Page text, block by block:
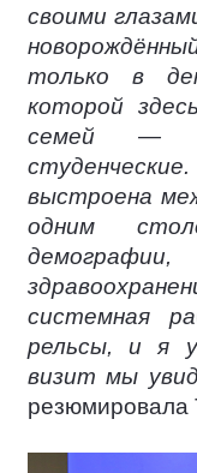
своими
только в
которой
семей —
выстроена
одним
системная
рельсы, и я
визит мы
резюмировала